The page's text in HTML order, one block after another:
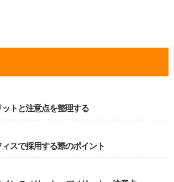
トと注意点を整理する
スで採用する際のポイント